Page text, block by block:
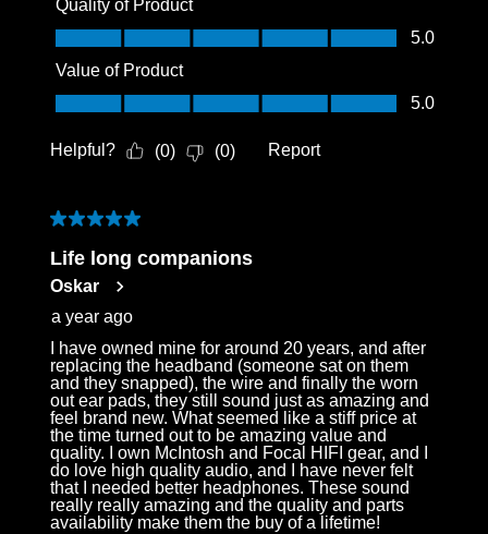
Quality of Product
Quality of Product, 5.0 out of 5
5.0
Value of Product
Value of Product, 5.0 out of 5
5.0
Helpful? (0) (0) Report
5 out of 5 stars.
Life long companions
Oskar
a year ago
I have owned mine for around 20 years, and after
replacing the headband (someone sat on them
and they snapped), the wire and finally the worn
out ear pads, they still sound just as amazing and
feel brand new. What seemed like a stiff price at
the time turned out to be amazing value and
quality. I own McIntosh and Focal HIFI gear, and I
do love high quality audio, and I have never felt
that I needed better headphones. These sound
really really amazing and the quality and parts
availability make them the buy of a lifetime!